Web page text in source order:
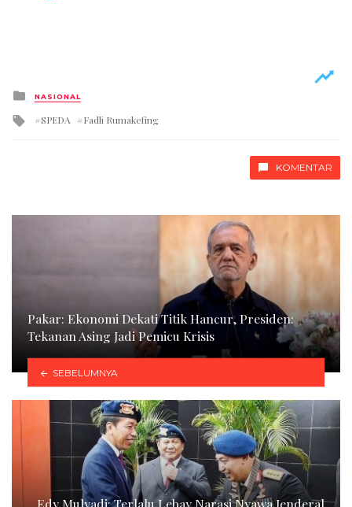
Posted
in
NASIONAL
Tagged
SPEDA Fadli Rumakefing
KOMENTAR
Pakar: Ekonomi Dekati Titik Hancur, Presiden:
Tekanan Asing Jadi Pemicu Krisis
SEBELUMNYA
Edy Mulyadi: Terlalu Lebay Narasi Nyawa Jenderal